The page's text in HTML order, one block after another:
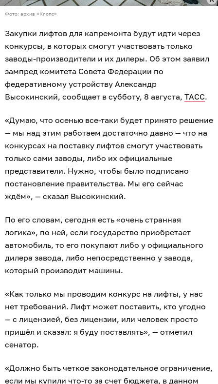
Фото: архив «Клопс»
Закупки лифтов для капремонта будут идти через
конкурсы, в которых смогут участвовать только
заводы-производители и их дилеры. Об этом заявил
зампред комитета Совета Федерации по
федеративному устройству Александр
Высокинский, сообщает в субботу, 8 августа, ТАСС.
«Думаю, что осенью все-таки будет принято решение
— мы над этим работаем достаточно давно — что на
конкурсах на поставку лифтов смогут участвовать
только сами заводы, либо их официальные
представители. Нужно, чтобы было подписано
постановление правительства. Мы его сейчас
ждём», — сказал Высокинский.
По его словам, сегодня есть «очень странная
логика», по ней, если государство приобретает
автомобиль, то его покупают либо у официального
дилера завода, либо непосредственно у завода,
который производит машины.
«Как только мы проводим конкурс на лифты, у нас
нет требований. Лифт может поставить, кто угодно
— с лицензией, без лицензии, или человек просто
пришёл и сказал: я буду поставлять», — отметил
сенатор.
«Должно быть четкое законодательное ограничение,
если мы купили что-то за счет бюджета, в данном